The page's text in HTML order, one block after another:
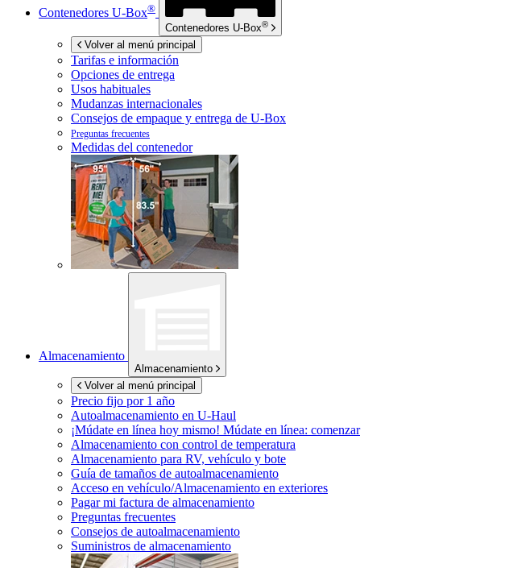
Contenedores U-Box®
Contenedores U-Box®
Volver al menú principal
Tarifas e información
Opciones de entrega
Usos habituales
Mudanzas internacionales
Consejos de empaque y entrega de U-Box
Preguntas frecuentes
Medidas del contenedor
Almacenamiento
Almacenamiento
Volver al menú principal
Precio fijo por 1 año
Autoalmacenamiento en U-Haul
¡Múdate en línea hoy mismo! Múdate en línea: comenzar
Almacenamiento con control de temperatura
Almacenamiento para RV, vehículo y bote
Guía de tamaños de autoalmacenamiento
Acceso en vehículo/Almacenamiento en exteriores
Pagar mi factura de almacenamiento
Preguntas frecuentes
Consejos de autoalmacenamiento
Suministros de almacenamiento